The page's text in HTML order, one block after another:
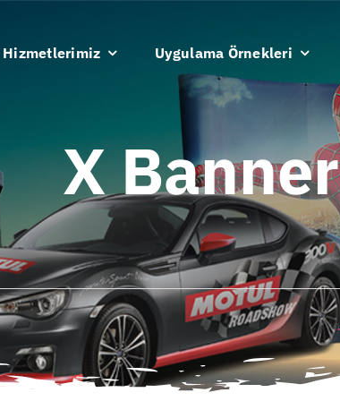
Hizmetlerimiz Uygulama Örnekleri
X Banner